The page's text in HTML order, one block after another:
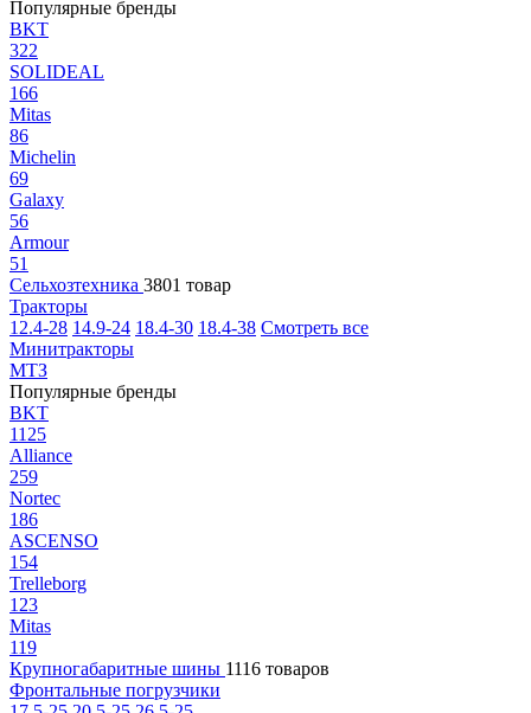
Популярные бренды
BKT
322
SOLIDEAL
166
Mitas
86
Michelin
69
Galaxy
56
Armour
51
Сельхозтехника 3801 товар
Тракторы
12.4-28 14.9-24 18.4-30 18.4-38 Смотреть все
Минитракторы
МТЗ
Популярные бренды
BKT
1125
Alliance
259
Nortec
186
ASCENSO
154
Trelleborg
123
Mitas
119
Крупногабаритные шины 1116 товаров
Фронтальные погрузчики